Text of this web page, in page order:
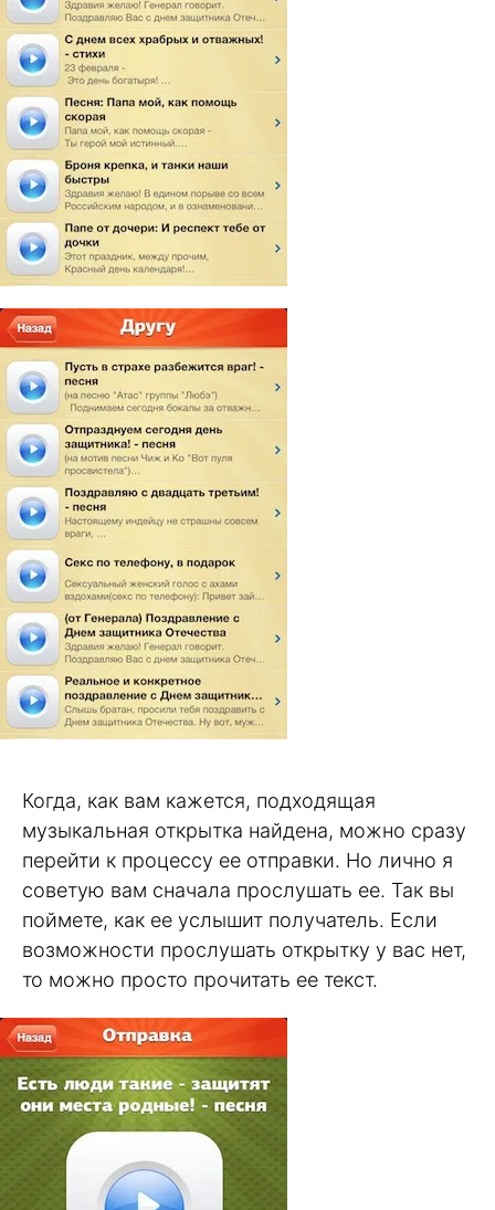
Когда, как вам кажется, подходящая
музыкальная открытка найдена, можно сразу
перейти к процессу ее отправки. Но лично я
советую вам сначала прослушать ее. Так вы
поймете, как ее услышит получатель. Если
возможности прослушать открытку у вас нет,
то можно просто прочитать ее текст.